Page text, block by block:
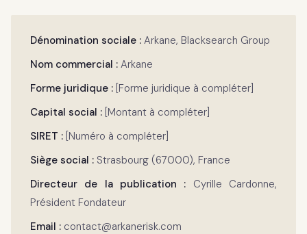
Dénomination sociale : Arkane, Blacksearch Group
Nom commercial : Arkane
Forme juridique : [Forme juridique à compléter]
Capital social : [Montant à compléter]
SIRET : [Numéro à compléter]
Siège social : Strasbourg (67000), France
Directeur de la publication : Cyrille Cardonne,
Président Fondateur
Email : contact@arkanerisk.com